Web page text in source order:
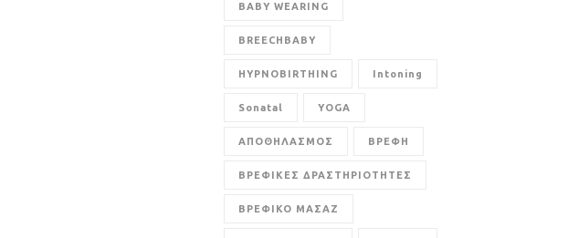
BABY WEARING
BREECHBABY
HYPNOBIRTHING Intoning
Sonatal YOGA
ΑΠΟΘΗΛΑΣΜΟΣ ΒΡΕΦΗ
ΒΡΕΦΙΚΕΣ ΔΡΑΣΤΗΡΙΟΤΗΤΕΣ
ΒΡΕΦΙΚΟ ΜΑΣΑΖ